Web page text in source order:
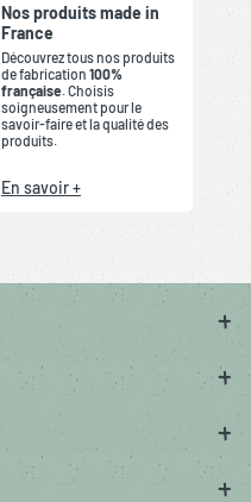
Nos produits made in
France
Découvrez tous nos produits
de fabrication 100%
française. Choisis
soigneusement pour le
savoir-faire et la qualité des
produits.
En savoir +